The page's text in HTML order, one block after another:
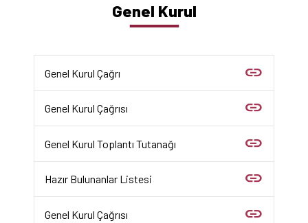
Genel Kurul
Genel Kurul Çağrı link
Genel Kurul Çağrısı link
Genel Kurul Toplantı Tutanağı link
Hazır Bulunanlar Listesi link
Genel Kurul Çağrısı link